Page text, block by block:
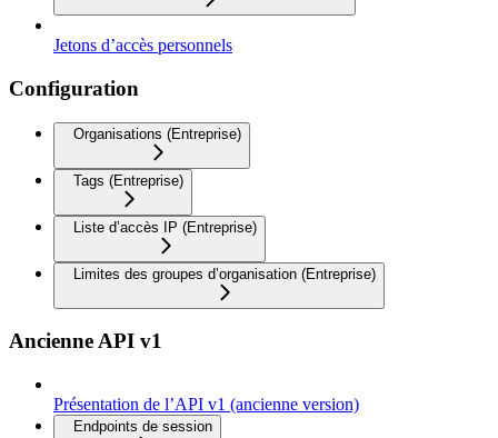
Jetons d’accès personnels
Configuration
Organisations (Entreprise)
Tags (Entreprise)
Liste d’accès IP (Entreprise)
Limites des groupes d’organisation (Entreprise)
Ancienne API v1
Présentation de l’API v1 (ancienne version)
Endpoints de session